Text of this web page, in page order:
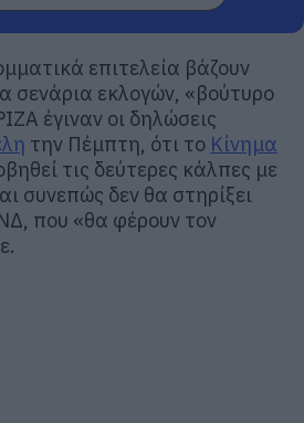
επιτελεία βάζουν
σενάρια εκλογών, «βούτυρο
έγιναν οι δηλώσεις
την Πέμπτη, ότι το Κίνημα
τις δεύτερες κάλπες με
συνεπώς δεν θα στηρίξει
που «θα φέρουν τον